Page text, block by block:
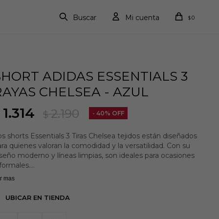
$0
ADIDAS ESSENTIALS 3
CHELSEA - AZUL
1.314 $ 2.190 40
shorts Essentials 3 Tiras Chelsea tejidos están diseñados
quienes valoran la comodidad y la versatilidad. Con su
moderno y líneas limpias, son ideales para ocasiones
haciéndolos perfectos para el uso diario.
mas
UBICAR EN TIENDA